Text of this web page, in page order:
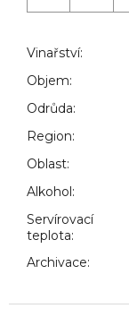
Vinařství:
Objem:
Odrůda:
Region:
Oblast:
Alkohol:
Servírovací
teplota:
Archivace:
m
e